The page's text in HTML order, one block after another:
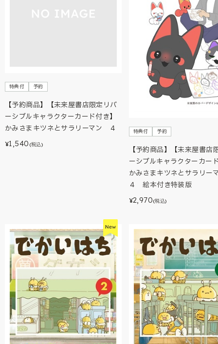
特典付 予約
【予約商品】【未来屋書店限定リバ
ーシブルキャラクターカード付き】
かみさまキツネとサラリーマン ４
¥1,540 (税込)
特典付 予約
【予約商品】【未来屋書店
ーシブルキャラクターカー
かみさまキツネとサラリ
４ 絵本付き特装版
¥2,970(税込)